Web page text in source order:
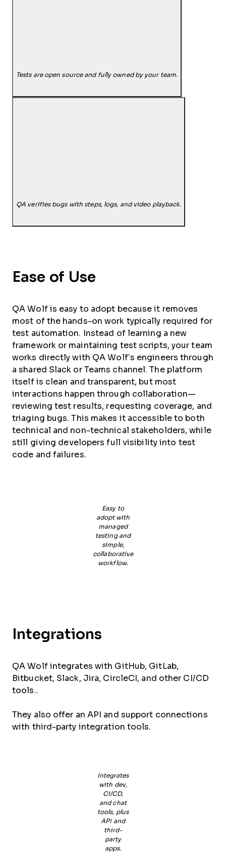
Tests are open source and fully owned by your team.
QA verifies bugs with steps, logs, and video playback.
Ease of Use
QA Wolf is easy to adopt because it removes
most of the hands-on work typically required for
test automation. Instead of learning a new
framework or maintaining test scripts, your team
works directly with QA Wolf’s engineers through
a shared Slack or Teams channel. The platform
itself is clean and transparent, but most
interactions happen through collaboration—
reviewing test results, requesting coverage, and
triaging bugs. This makes it accessible to both
technical and non-technical stakeholders, while
still giving developers full visibility into test
code and failures.
Easy to
adopt with
managed
testing and
simple,
collaborative
workflow.
Integrations
QA Wolf integrates with GitHub, GitLab,
Bitbucket, Slack, Jira, CircleCI, and other CI/CD
tools..
They also offer an API and support connections
with third-party integration tools.
Integrates
with dev,
CI/CD,
and chat
tools, plus
API and
third-
party
apps.